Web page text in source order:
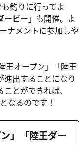
釣りに行ってよ
ービー 」も開催。よ
ナメントに参加しや
王オープン」「陸王
出することになり
とができれば、
なるのです！
ン」「陸王ダー